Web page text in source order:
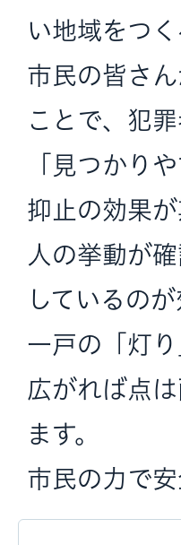
い地域をつく
市民の皆さ
ことで、犯
「見つかり
抑止の効果
人の挙動が
しているのが
一戸の「灯
広がれば点
ます。
市民の力で